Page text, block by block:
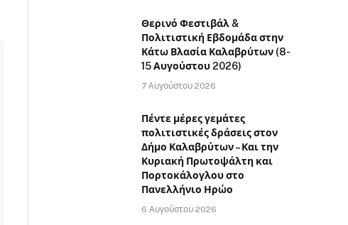
Θερινό Φεστιβάλ &
Πολιτιστική Εβδομάδα στην
Κάτω Βλασία Καλαβρύτων (8-
15 Αυγούστου 2026)
7 Αυγούστου 2026
Πέντε μέρες γεμάτες
πολιτιστικές δράσεις στον
Δήμο Καλαβρύτων – Και την
Κυριακή Πρωτοψάλτη και
Πορτοκάλογλου στο
Πανελλήνιο Ηρώο
6 Αυγούστου 2026